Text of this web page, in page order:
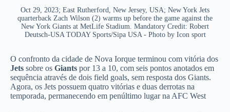
Oct 29, 2023; East Rutherford, New Jersey, USA; New York Jets
quarterback Zach Wilson (2) warms up before the game against the
New York Giants at MetLife Stadium. Mandatory Credit: Robert
Deutsch-USA TODAY Sports/Sipa USA - Photo by Icon sport
O confronto da cidade de Nova Iorque terminou com vitória dos
Jets sobre os Giants por 13 a 10, com seis pontos anotados em
sequência através de dois field goals, sem resposta dos Giants.
Agora, os Jets possuem quatro vitórias e duas derrotas na
temporada, permanecendo em penúltimo lugar na AFC West